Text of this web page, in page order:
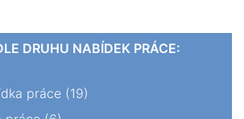
DRUHU NABÍDEK PRÁCE:
práce (19)